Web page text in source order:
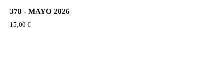
378 - MAYO 2026
15,00€